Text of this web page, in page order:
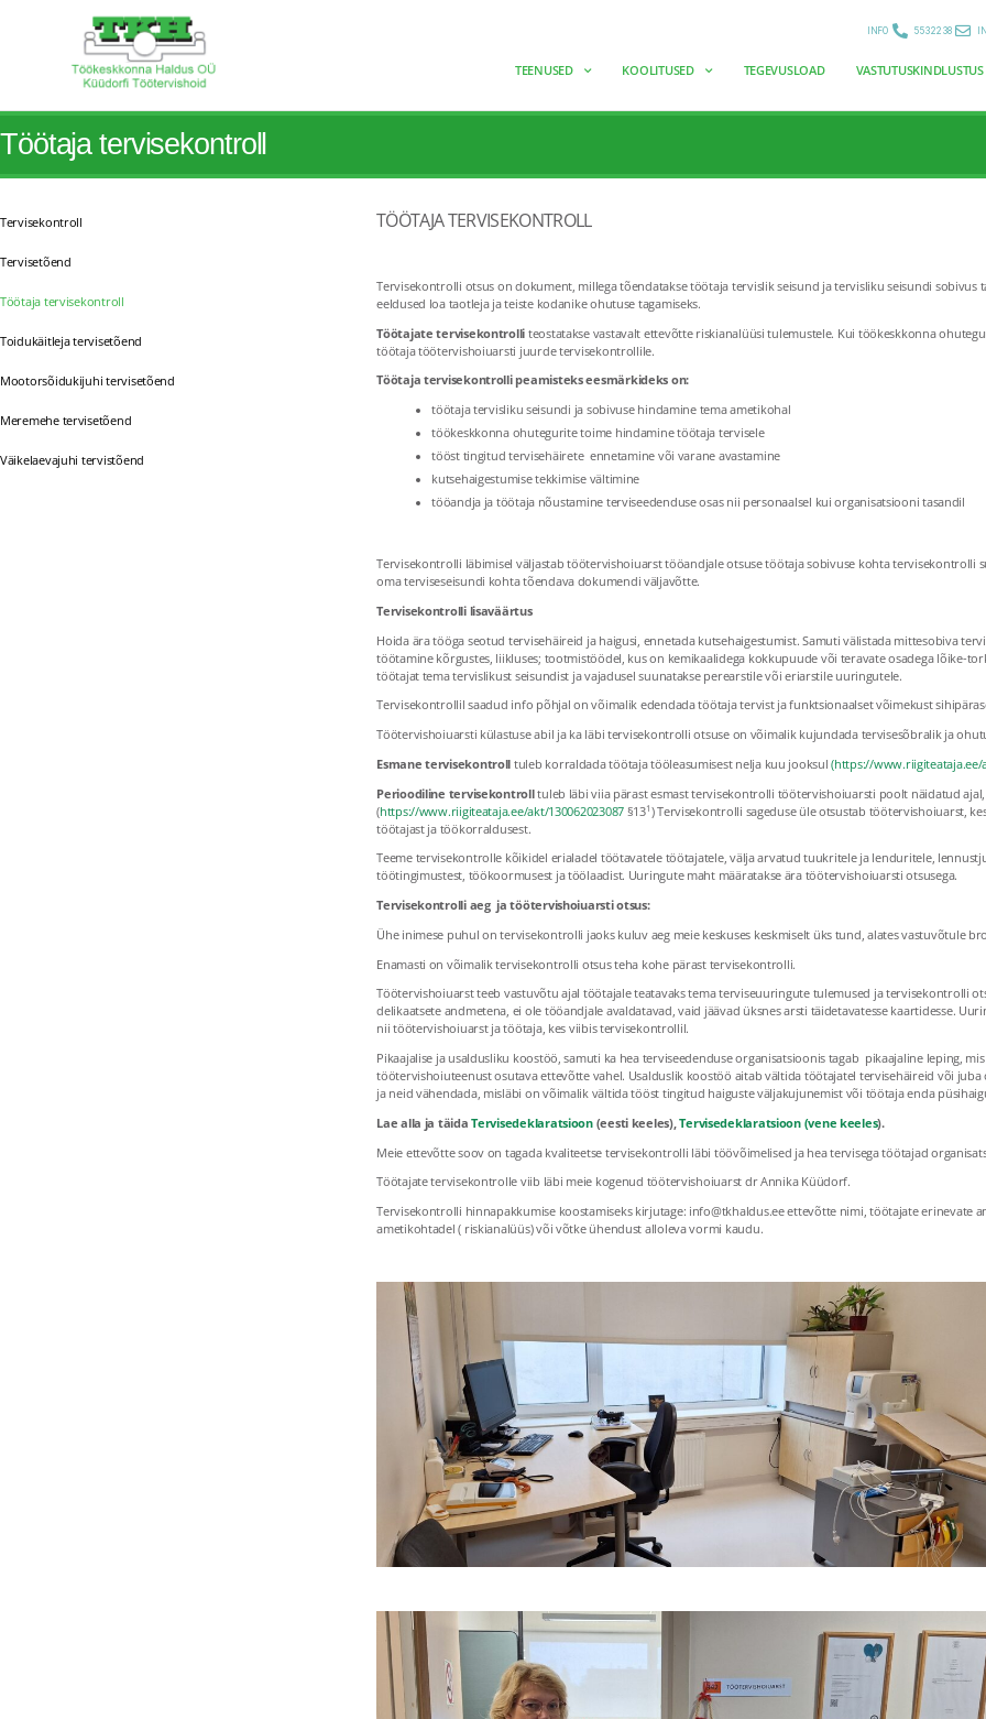
INFO 553 2238
TEENUSED KOOLITUSED TEGEVUSLOAD VASTUTUSKINDLUSTUS
Töötaja tervisekontroll
Tervisekontroll
Tervisetõend
Töötaja tervisekontroll
Toidukäitleja tervisetõend
Mootorsõidukijuhi tervisetõend
Meremehe tervisetõend
Väikelaevajuhi tervistõend
TÖÖTAJA TERVISEKONTROLL
Tervisekontrolli otsus on dokument, millega tõendatakse töötaja tervislik seisund ja tervisliku seisundi sobivus
eeldused loa taotleja ja teiste kodanike ohutuse tagamiseks.
Töötajate tervisekontrolli teostatakse vastavalt ettevõtte riskianalüüsi tulemustele. Kui töökeskkonna
töötaja töötervishoiuarsti juurde tervisekontrollile.
Töötaja tervisekontrolli peamisteks eesmärkideks on:
töötaja tervisliku seisundi ja sobivuse hindamine tema ametikohal
töökeskkonna ohutegurite toime hindamine töötaja tervisele
tööst tingitud tervisehäirete ennetamine või varane avastamine
kutsehaigestumise tekkimise vältimine
tööandja ja töötaja nõustamine terviseedenduse osas nii personaalsel kui organisatsiooni tasandil
Tervisekontrolli läbimisel väljastab töötervishoiuarst tööandjale otsuse töötaja sobivuse kohta tervisekontrolli
oma terviseseisundi kohta tõendava dokumendi väljavõtte.
Tervisekontrolli lisaväärtus
Hoida ära tööga seotud tervisehäireid ja haigusi, ennetada kutsehaigestumist. Samuti välistada mittesobiva
töötamine kõrgustes, liikluses; tootmistöödel, kus on kemikaalidega kokkupuude või teravate osadega lõike-
töötajat tema tervislikust seisundist ja vajadusel suunatakse perearstile või eriarstile uuringutele.
Tervisekontrollil saadud info põhjal on võimalik edendada töötaja tervist ja funktsionaalset võimekust
Töötervishoiuarsti külastuse abil ja ka läbi tervisekontrolli otsuse on võimalik kujundada tervisesõbralik ja
Esmane tervisekontroll tuleb korraldada töötaja tööleasumisest nelja kuu jooksul(https://www.riigiteataja.ee/
Perioodiline tervisekontrolltuleb läbi viia pärast esmast tervisekontrolli töötervishoiuarsti poolt näidatud
(https://www.riigiteataja.ee/akt/130062023087 §131) Tervisekontrolli sageduse üle otsustab töötervishoiuarst,
töötajast ja töökorraldusest.
Teeme tervisekontrolle kõikidel erialadel töötavatele töötajatele, välja arvatud tuukritele ja lenduritele,
töötingimustest, töökoormusest ja töölaadist. Uuringute maht määratakse ära töötervishoiuarsti otsusega.
Tervisekontrolli aeg ja töötervishoiuarsti otsus:
Ühe inimese puhul on tervisekontrolli jaoks kuluv aeg meie keskuses keskmiselt üks tund, alates vastuvõtule
Enamasti on võimalik tervisekontrolli otsus teha kohe pärast tervisekontrolli.
Töötervishoiuarst teeb vastuvõtu ajal töötajale teatavaks tema terviseuuringute tulemused ja tervisekontrolli
delikaatsete andmetena, ei ole tööandjale avaldatavad, vaid jäävad üksnes arsti täidetavatesse kaartidesse.
nii töötervishoiuarst ja töötaja, kes viibis tervisekontrollil.
Pikaajalise ja usaldusliku koostöö, samuti ka hea terviseedenduse organisatsioonis tagab pikaajaline leping,
töötervishoiuteenust osutava ettevõtte vahel. Usalduslik koostöö aitab vältida töötajatel tervisehäireid või juba
ja neid vähendada, misläbi on võimalik vältida tööst tingitud haiguste väljakujunemist või töötaja enda
Lae alla ja täidaTervisedeklaratsioon(eesti keeles),Tervisedeklaratsioon (vene keeles).
Meie ettevõtte soov on tagada kvaliteetse tervisekontrolli läbi töövõimelised ja hea tervisega töötajad
Töötajate tervisekontrolle viib läbi meie kogenud töötervishoiuarst dr Annika Küüdorf.
Tervisekontrolli hinnapakkumise koostamiseks kirjutage: info@tkhaldus.ee ettevõtte nimi, töötajate erinevate
ametikohtadel ( riskianalüüs) või võtke ühendust alloleva vormi kaudu.